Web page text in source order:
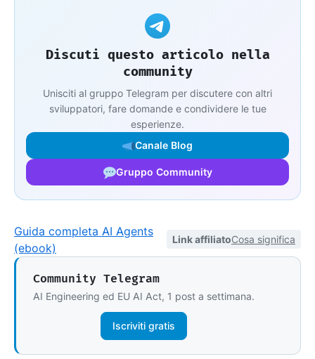
Discuti questo articolo nella
community
Unisciti al gruppo Telegram per discutere con altri
sviluppatori, fare domande e condividere le tue
esperienze.
Canale Blog
Gruppo Community
Guida completa AI Agents
(ebook)
Link affiliatoCosa significa
Community Telegram
AI Engineering ed EU AI Act, 1 post a settimana.
Iscriviti gratis